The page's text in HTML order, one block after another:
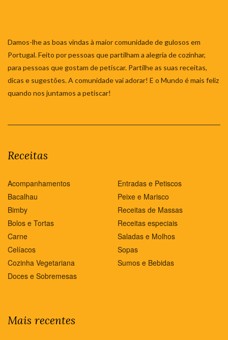
Damos-lhe as boas vindas à maior comunidade de gulosos em
Portugal. Feito por pessoas que partilham a alegria de cozinhar,
para pessoas que gostam de petiscar. Partilhe as suas receitas,
dicas e sugestões. A comunidade vai adorar! E o Mundo é mais feliz
quando nos juntamos a petiscar!
Receitas
Acompanhamentos
Bacalhau
Bimby
Bolos e Tortas
Carne
Celíacos
Cozinha Vegetariana
Doces e Sobremesas
Entradas e Petiscos
Peixe e Marisco
Receitas de Massas
Receitas especiais
Saladas e Molhos
Sopas
Sumos e Bebidas
Mais recentes